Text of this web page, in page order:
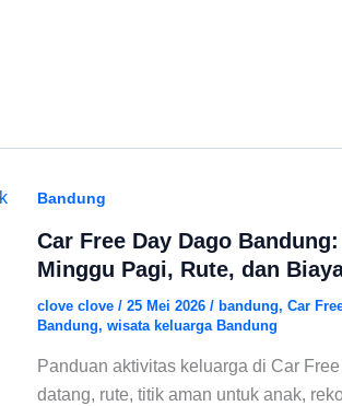
Bandung
Car Free Day Dago
Minggu Pagi, Rute, dan
clove clove / 25 Mei 2026 / bandung, Car
Bandung, wisata keluarga Bandung
Panduan aktivitas keluarga di Car
datang, rute, titik aman untuk anak,